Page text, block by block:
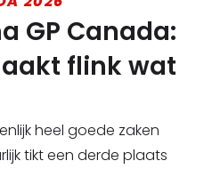
GP Canada:
flink wat
heel goede zaken
tikt een derde plaats